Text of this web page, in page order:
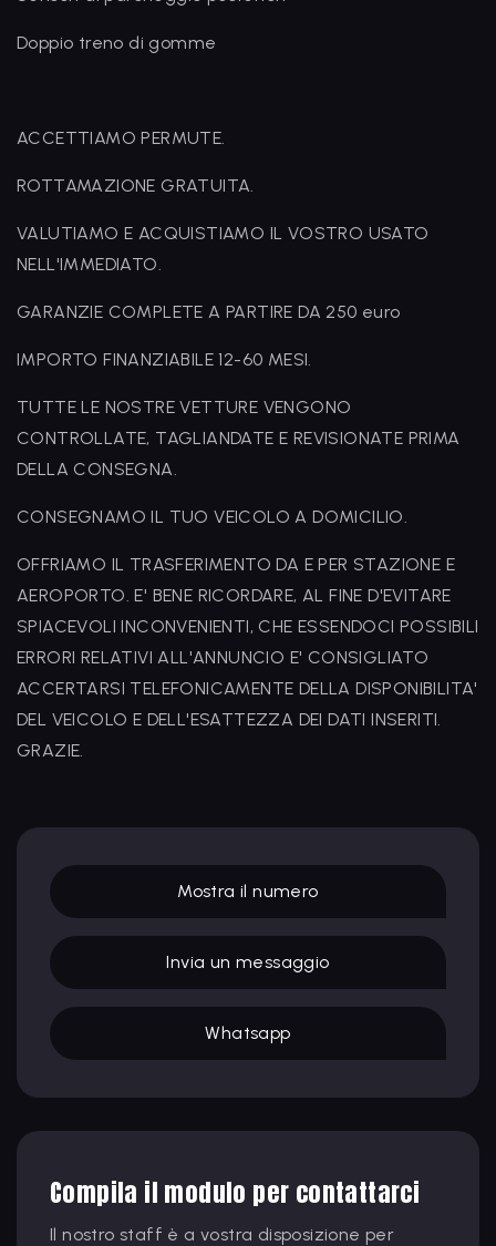
Doppio treno di gomme
ACCETTIAMO PERMUTE.
ROTTAMAZIONE GRATUITA.
VALUTIAMO E ACQUISTIAMO IL VOSTRO USATO
NELL'IMMEDIATO.
GARANZIE COMPLETE A PARTIRE DA 250 euro
IMPORTO FINANZIABILE 12-60 MESI.
TUTTE LE NOSTRE VETTURE VENGONO
CONTROLLATE, TAGLIANDATE E REVISIONATE PRIMA
DELLA CONSEGNA.
CONSEGNAMO IL TUO VEICOLO A DOMICILIO.
OFFRIAMO IL TRASFERIMENTO DA E PER STAZIONE E
AEROPORTO. E' BENE RICORDARE, AL FINE D'EVITARE
SPIACEVOLI INCONVENIENTI, CHE ESSENDOCI POSSIBILI
ERRORI RELATIVI ALL'ANNUNCIO E' CONSIGLIATO
ACCERTARSI TELEFONICAMENTE DELLA DISPONIBILITA'
DEL VEICOLO E DELL'ESATTEZZA DEI DATI INSERITI.
GRAZIE.
Mostra il numero
Invia un messaggio
Whatsapp
Compila il modulo per contattarci
Il nostro staff è a vostra disposizione per